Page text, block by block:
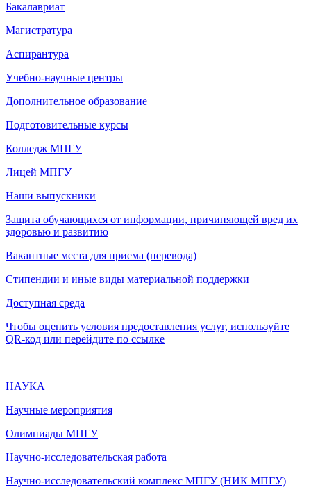
Бакалавриат
Магистратура
Аспирантура
Учебно-научные центры
Дополнительное образование
Подготовительные курсы
Колледж МПГУ
Лицей МПГУ
Наши выпускники
Защита обучающихся от информации, причиняющей вред их
здоровью и развитию
Вакантные места для приема (перевода)
Стипендии и иные виды материальной поддержки
Доступная среда
Чтобы оценить условия предоставления услуг, используйте
QR-код или перейдите по ссылке
НАУКА
Научные мероприятия
Олимпиады МПГУ
Научно-исследовательская работа
Научно-исследовательский комплекс МПГУ (НИК МПГУ)